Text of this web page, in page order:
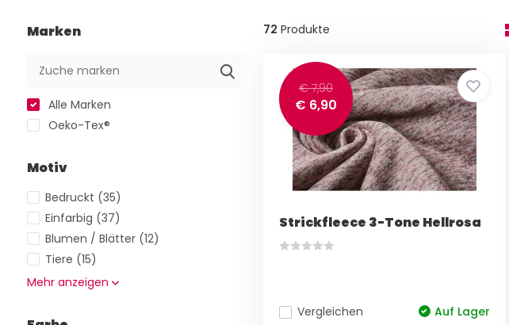
Marken
Alle Marken
Oeko-Tex®
Motiv
Bedruckt (35)
Einfarbig (37)
Blumen / Blätter (12)
Tiere (15)
Mehr anzeigen
72 Produkte
€ 7,90
€ 6,90
Strickfleece 3-Tone Hellrosa
Vergleichen
Auf Lager